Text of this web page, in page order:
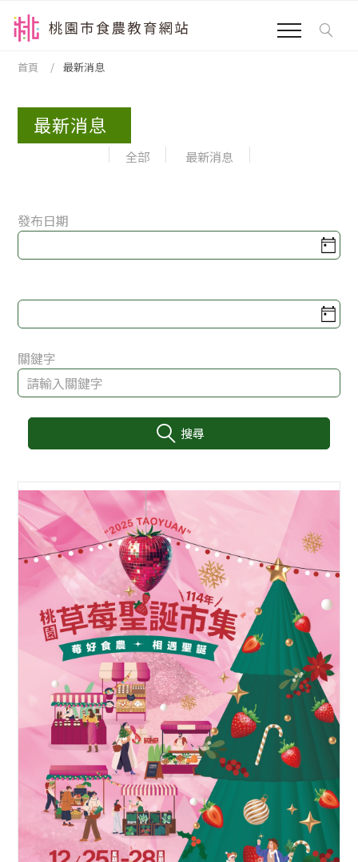
首頁 最新消息
最新消息
全部 最新消息
發布日期
關鍵字
搜尋